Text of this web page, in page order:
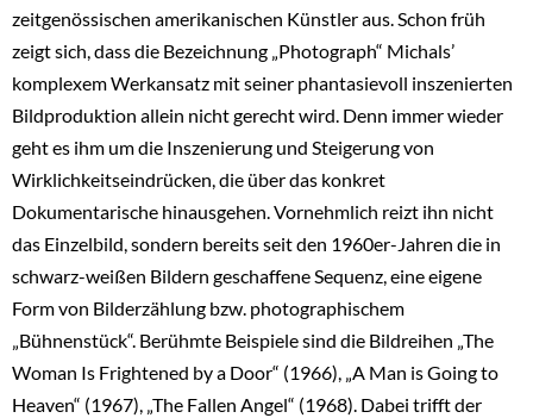
zeitgenössischen amerikanischen Künstler aus. Schon früh
zeigt sich, dass die Bezeichnung „Photograph“ Michals’
komplexem Werkansatz mit seiner phantasievoll inszenierten
Bildproduktion allein nicht gerecht wird. Denn immer wieder
geht es ihm um die Inszenierung und Steigerung von
Wirklichkeitseindrücken, die über das konkret
Dokumentarische hinausgehen. Vornehmlich reizt ihn nicht
das Einzelbild, sondern bereits seit den 1960er-Jahren die in
schwarz-weißen Bildern geschaffene Sequenz, eine eigene
Form von Bilderzählung bzw. photographischem
„Bühnenstück“. Berühmte Beispiele sind die Bildreihen „The
Woman Is Frightened by a Door“ (1966), „A Man is Going to
Heaven“ (1967), „The Fallen Angel“ (1968). Dabei trifft der